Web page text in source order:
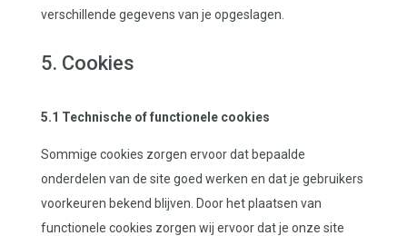
verschillende gegevens van je opgeslagen.
5. Cookies
5.1 Technische of functionele cookies
Sommige cookies zorgen ervoor dat bepaalde
onderdelen van de site goed werken en dat je gebruikers
voorkeuren bekend blijven. Door het plaatsen van
functionele cookies zorgen wij ervoor dat je onze site